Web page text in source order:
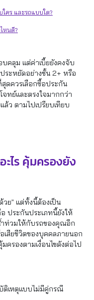
คร และรถแบบใด?
หนดี?
คลุม แต่ค่าเบี้ยยังคงจับ
ระหยัดอย่างชั้น 2+ หรือ
ดควรเลือกซื้อประกัน
ทย์และตรงใจมากกว่า
ล้ว ตามไปเปรียบเทียบ
ไร คุ้มครองยัง
วย” แต่ทั้งนี้ต้องเป็น
ประกันประเภทนี้ยังให้
ท่วมให้กับรถของคุณอีก
เสียชีวิตของบุคคลภายนอก
ครองตามเงื่อนไขดังต่อไป
ติเหตุแบบไม่มีคู่กรณี